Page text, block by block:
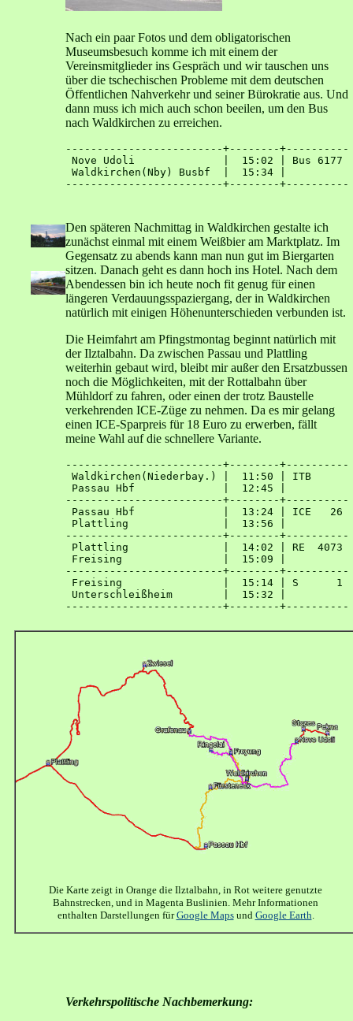
Nach ein paar Fotos und dem obligatorischen
Museumsbesuch komme ich mit einem der
Vereinsmitglieder ins Gespräch und wir tauschen uns
über die tschechischen Probleme mit dem deutschen
Öffentlichen Nahverkehr und seiner Bürokratie aus. Und
dann muss ich mich auch schon beeilen, um den Bus
nach Waldkirchen zu erreichen.
-------------------------+--------+----------
Nove Udoli              |  15:02 | Bus 6177
Waldkirchen(Nby) Busbf  |  15:34 |
Den späteren Nachmittag in Waldkirchen gestalte ich
zunächst einmal mit einem Weißbier am Marktplatz. Im
Gegensatz zu abends kann man nun gut im Biergarten
sitzen. Danach geht es dann hoch ins Hotel. Nach dem
Abendessen bin ich heute noch fit genug für einen
längeren Verdauungsspaziergang, der in Waldkirchen
natürlich mit einigen Höhenunterschieden verbunden ist.
Die Heimfahrt am Pfingstmontag beginnt natürlich mit
der Ilztalbahn. Da zwischen Passau und Plattling
weiterhin gebaut wird, bleibt mir außer den Ersatzbussen
noch die Möglichkeiten, mit der Rottalbahn über
Mühldorf zu fahren, oder einen der trotz Baustelle
verkehrenden ICE-Züge zu nehmen. Da es mir gelang
einen ICE-Sparpreis für 18 Euro zu erwerben, fällt
meine Wahl auf die schnellere Variante.
-------------------------+--------+----------
Waldkirchen(Niederbay.) |  11:50 | ITB
Passau Hbf              |  12:45 |
-------------------------+--------+----------
Passau Hbf              |  13:24 | ICE   26
Plattling               |  13:56 |
-------------------------+--------+----------
Plattling               |  14:02 | RE  4073
Freising                |  15:09 |
-------------------------+--------+----------
Freising                |  15:14 | S      1
Unterschleißheim        |  15:32 |
Die Karte zeigt in Orange die Ilztalbahn, in Rot weitere genutzte
Bahnstrecken, und in Magenta Buslinien. Mehr Informationen
enthalten Darstellungen fürGoogle Mapsund Google Earth
Verkehrspolitische Nachbemerkung: